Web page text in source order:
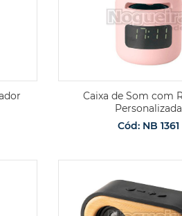
Caixa de Som com
Personalizada
Cód: NB 1361